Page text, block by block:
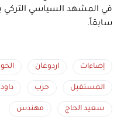
في المشهد السياسي التركي
سابقاً.
إضاءات اردوغان
المستقبل حزب
سعيد الحاج مهندس